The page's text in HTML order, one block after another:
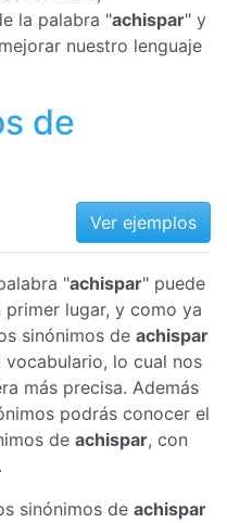
la palabra "achispar" y
nuestro lenguaje
de
Ver ejemplos
"achispar" puede
lugar, y como ya
sinónimos de achispar
lo cual nos
más precisa. Además
podrás conocer el
de achispar, con
sinónimos de achispar